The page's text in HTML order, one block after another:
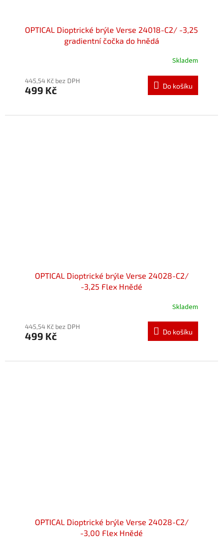
OPTICAL Dioptrické brýle Verse 24018-C2/ -3,25
gradientní čočka do hnědá
Skladem
445,54 Kč bez DPH
499 Kč Do košíku
OPTICAL Dioptrické brýle Verse 24028-C2/
-3,25 Flex Hnědé
Skladem
445,54 Kč bez DPH
499 Kč Do košíku
OPTICAL Dioptrické brýle Verse 24028-C2/
-3,00 Flex Hnědé